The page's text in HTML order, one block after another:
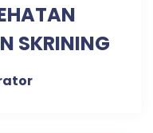
SKRINING